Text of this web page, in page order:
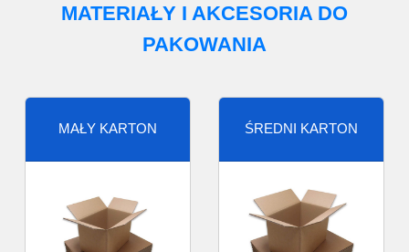
MATERIAŁY I AKCESORIA DO
PAKOWANIA
MAŁY KARTON ŚREDNI KARTON